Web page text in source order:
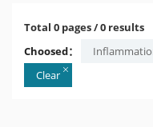
Total 0 pages / 0 results
Choosed：
Clear